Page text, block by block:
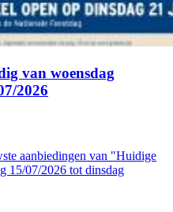
van woensdag
2026
aanbiedingen van "Huidige
15/07/2026 tot dinsdag